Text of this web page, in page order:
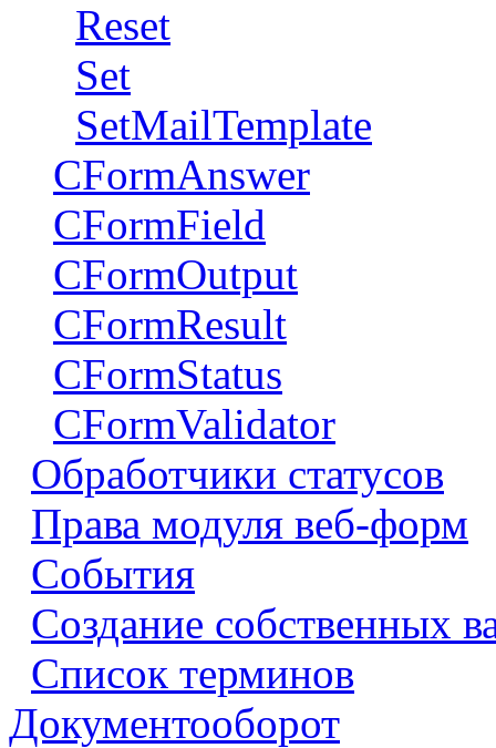
Reset
Set
SetMailTemplate
CFormAnswer
CFormField
CFormOutput
CFormResult
CFormStatus
CFormValidator
Обработчики статусов
Права модуля веб-форм
События
Создание собственных
Список терминов
Документооборот